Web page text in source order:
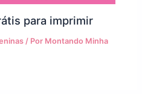
para imprimir
/ Por Montando Minha